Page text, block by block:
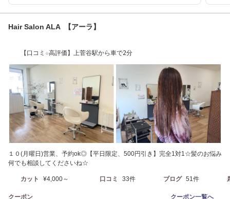
Hair Salon ALA 【アーラ】
【口コミ☆高評価】上菅谷駅から車で2分
１０(月曜日)営業、予約ok◎【平日限定、500円引き】完全1対1☆髪のお悩み
何でも相談してくださいね☆
カット ¥4,000～ 口コミ 33件 ブログ 51件
クーポン クーポン一覧へ